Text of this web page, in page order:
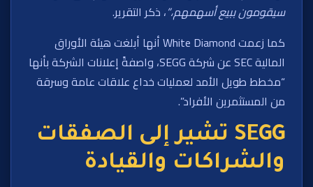
سيقومون ببيع أسهمهم،”، ذكر التقرير.
كما زعمت White Diamond أنها أبلغت هيئة الأوراق
المالية SEC عن شركة SEGG، واصفةً إعلانات الشركة بأنها
“مخطط طويل الأمد لعمليات خداع علاقات عامة وسرقة
من المستثمرين الأفراد”.
SEGG تشير إلى الصفقات
والشراكات والقيادة